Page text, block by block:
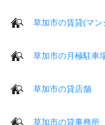
草加市の賃貸(マ
草加市の月極駐車
草加市の貸店舗
草加市の貸事務所